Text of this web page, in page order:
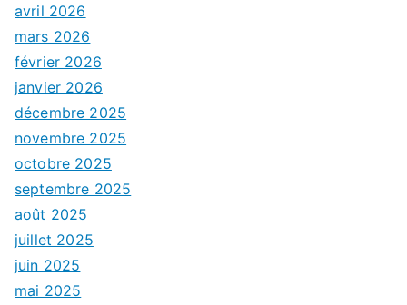
avril 2026
mars 2026
février 2026
janvier 2026
décembre 2025
novembre 2025
octobre 2025
septembre 2025
août 2025
juillet 2025
juin 2025
mai 2025